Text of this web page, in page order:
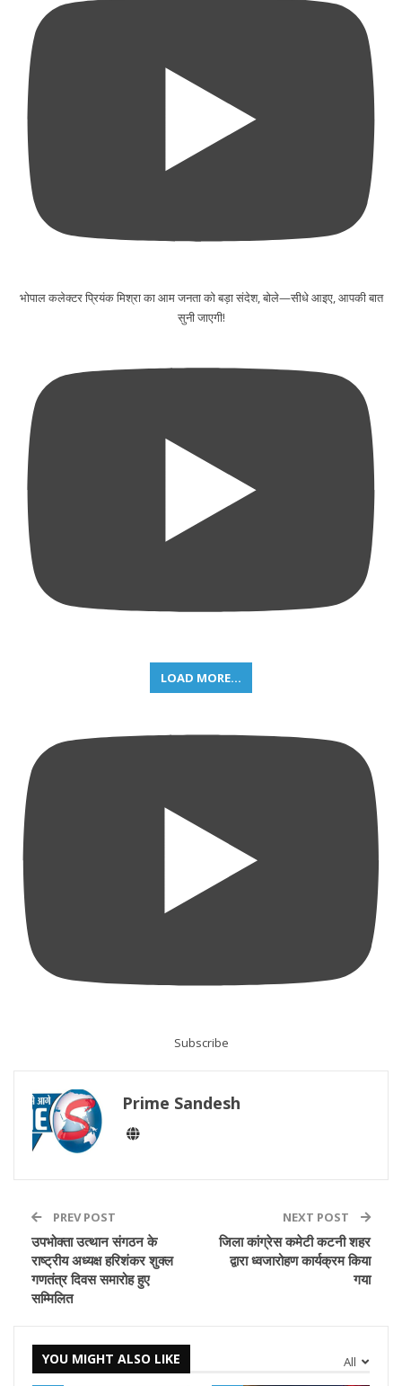
भोपाल कलेक्टर प्रियंक मिश्रा का आम जनता को बड़ा संदेश, बोले—सीधे आइए, आपकी बात
सुनी जाएगी!
LOAD MORE...
Subscribe
Prime Sandesh
PREV POST
उपभोक्ता उत्थान संगठन के
राष्ट्रीय अध्यक्ष हरिशंकर शुक्ल
गणतंत्र दिवस समारोह हुए
सम्मिलित
NEXT POST
जिला कांग्रेस कमेटी कटनी शहर
द्वारा ध्वजारोहण कार्यक्रम किया
गया
All
YOU MIGHT ALSO LIKE